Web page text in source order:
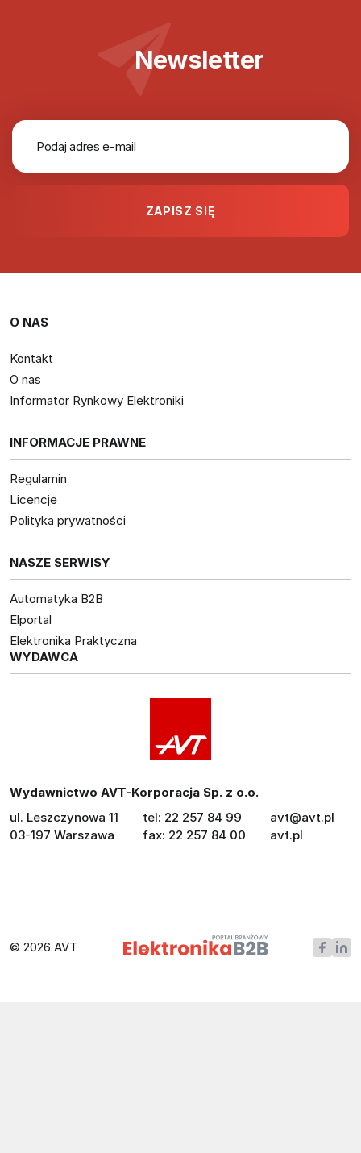
Newsletter
O NAS
Kontakt
O nas
Informator Rynkowy Elektroniki
INFORMACJE PRAWNE
Regulamin
Licencje
Polityka prywatności
NASZE SERWISY
Automatyka B2B
Elportal
Elektronika Praktyczna
WYDAWCA
Wydawnictwo AVT-Korporacja Sp. z o.o.
ul. Leszczynowa 11
03-197 Warszawa
tel: 22 257 84 99
fax: 22 257 84 00
avt@avt.pl
avt.pl
© 2026 AVT